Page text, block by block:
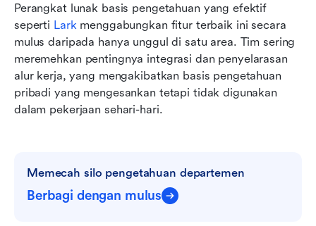
Perangkat lunak basis pengetahuan yang efektif
seperti Lark menggabungkan fitur terbaik ini secara
mulus daripada hanya unggul di satu area. Tim sering
meremehkan pentingnya integrasi dan penyelarasan
alur kerja, yang mengakibatkan basis pengetahuan
pribadi yang mengesankan tetapi tidak digunakan
dalam pekerjaan sehari-hari.
Memecah silo pengetahuan departemen
Berbagi dengan mulus